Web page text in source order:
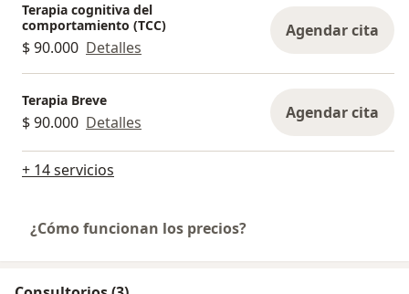
Terapia cognitiva del
comportamiento (TCC)
$ 90.000 Detalles
Agendar cita
Terapia Breve
$ 90.000 Detalles Agendar cita
+ 14 servicios
¿Cómo funcionan los precios?